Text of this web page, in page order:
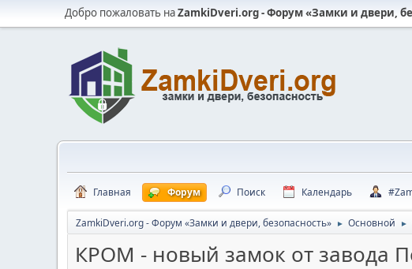
Добро пожаловать наZamkiDveri.org - Форум «Замки и двери,
Главная Форум Поиск Календарь
ZamkiDveri.org - Форум «Замки и двери, безопасность» ► Основной ►
КРОМ - новый замок от завода